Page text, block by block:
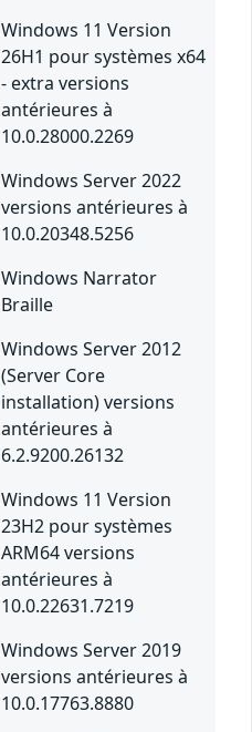
Windows 11 Version
26H1 pour systèmes x64
- extra versions
antérieures à
10.0.28000.2269
Windows Server 2022
versions antérieures à
10.0.20348.5256
Windows Narrator
Braille
Windows Server 2012
(Server Core
installation) versions
antérieures à
6.2.9200.26132
Windows 11 Version
23H2 pour systèmes
ARM64 versions
antérieures à
10.0.22631.7219
Windows Server 2019
versions antérieures à
10.0.17763.8880